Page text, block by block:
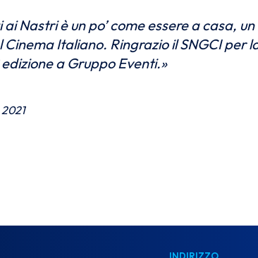
ai Nastri è un po’ come essere a casa,
Cinema Italiano. Ringrazio il SNGCI per
a Gruppo Eventi.»
INDIRIZZO